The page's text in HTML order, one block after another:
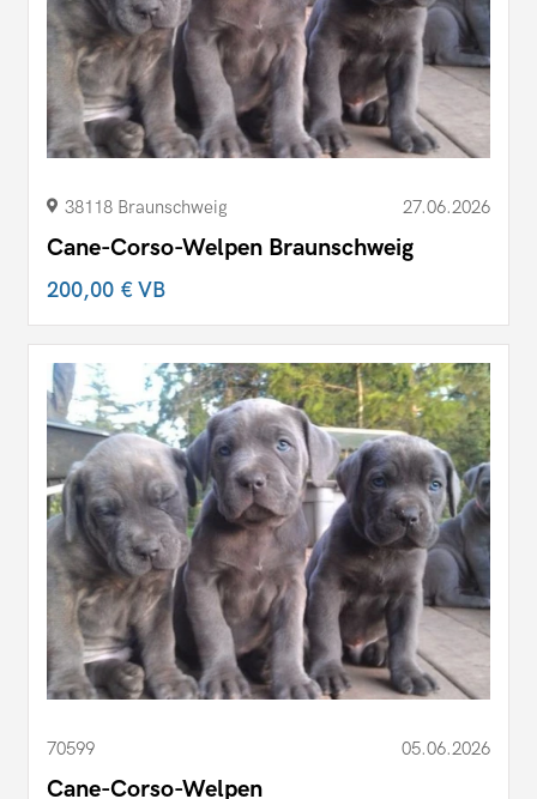
38118 Braunschweig 27.06.2026
Cane-Corso-Welpen Braunschweig
200,00 €VB
70599 05.06.2026
Cane-Corso-Welpen